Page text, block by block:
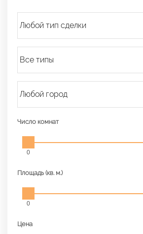
Число комнат
0
Площадь (кв. м.)
0
Цена